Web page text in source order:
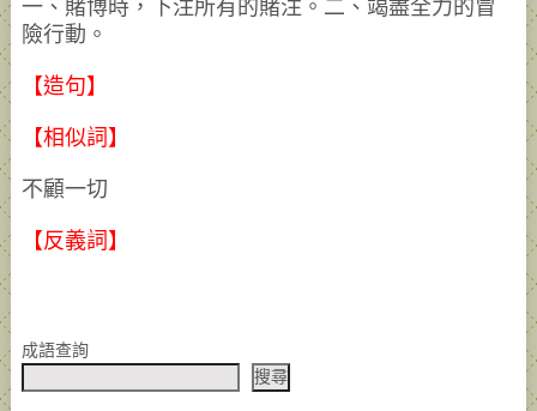
一、賭博時，下注所有的賭注。二、竭盡全力的冒
險行動。
【造句】
【相似詞】
不顧一切
【反義詞】
成語查詢
搜尋